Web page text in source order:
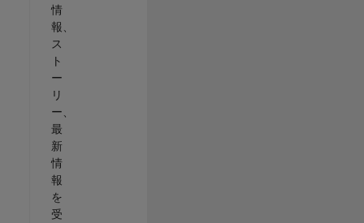
情
報、
ス
ト
ー
リ
ー、
最
新
情
報
を
受